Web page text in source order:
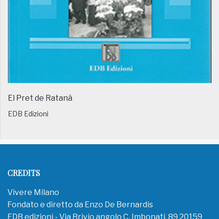
El Pret de Ratanà
EDB Edizioni
CREDITS
Vivere Milano
Fondato e diretto da Enzo De Bernardis
EDB edizioni - Via Brivio angolo C. Imbonati, 89 20159